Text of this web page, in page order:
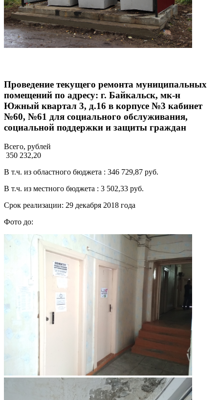
Проведение текущего ремонта муниципальных
помещений по адресу: г. Байкальск, мк-н
Южный квартал 3, д.16 в корпусе №3 кабинет
№60, №61 для социального обслуживания,
социальной поддержки и защиты граждан
Всего, рублей
350 232,20
В т.ч. из областного бюджета : 346 729,87 руб.
В т.ч. из местного бюджета : 3 502,33 руб.
Срок реализации: 29 декабря 2018 года
Фото до: